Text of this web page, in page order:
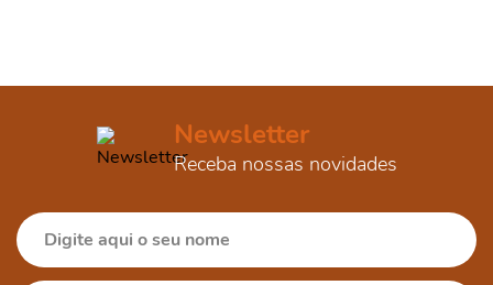
Newsletter
Receba nossas novidades